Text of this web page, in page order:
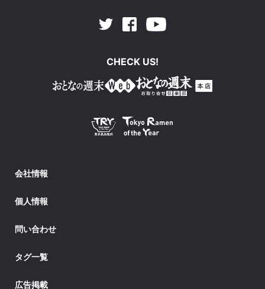
Twitter Facebook
CHECK US!
会社情報
個人情報
問い合わせ
タグ一覧
広告掲載